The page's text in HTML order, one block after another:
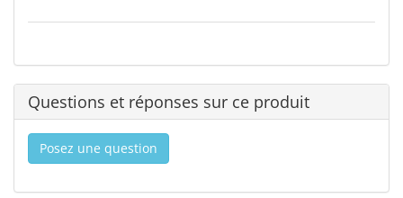
Questions et réponses sur ce produit
Posez une question